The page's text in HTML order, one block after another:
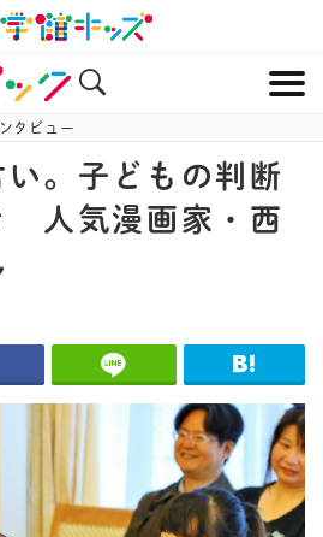
タビュー
。子どもの判断
人気漫画家・西